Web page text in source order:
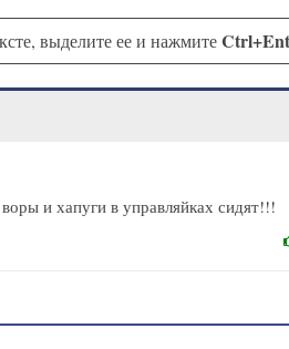
выделите ее и нажмите
и хапуги в управляйках сидят!!!